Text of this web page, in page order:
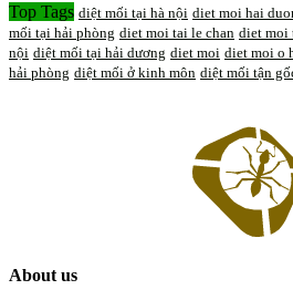
Top Tags diệt mối tại hà nội diet moi hai
mối tại hải phòng diet moi tai le chan diet moi
nội diệt mối tại hải dương diet moi diet moi o
hải phòng diệt mối ở kinh môn diệt mối tận
About us